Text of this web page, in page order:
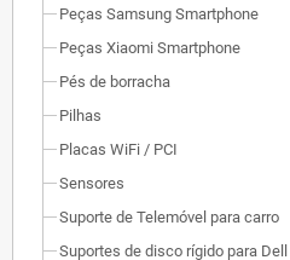
Peças Samsung Smartphone
Peças Xiaomi Smartphone
Pés de borracha
Pilhas
Placas WiFi / PCI
Sensores
Suporte de Telemóvel para carro
Suportes de disco rígido para Dell